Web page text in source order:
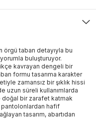
örgü taban detayıyla bu
buluşturuyor.
kavrayan dengeli bir
formu tasarıma karakter
zamansız bir şıklık hissi
uzun süreli kullanımlarda
bir zarafet katmak
pantolonlardan hafif
tasarım, abartıdan